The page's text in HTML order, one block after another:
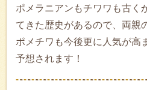
ポメラニアンもチワワも古く
てきた歴史があるので、両親
ポメチワも今後更に人気が高
予想されます！